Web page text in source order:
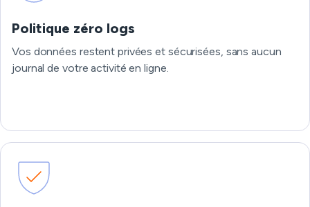
Politique zéro logs
Vos données restent privées et sécurisées, sans aucun
journal de votre activité en ligne.